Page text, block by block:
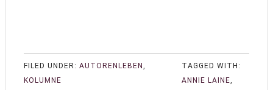
FILED UNDER: AUTORENLEBEN ,
KOLUMNE
TAGGED WITH:
ANNIE LAINE,